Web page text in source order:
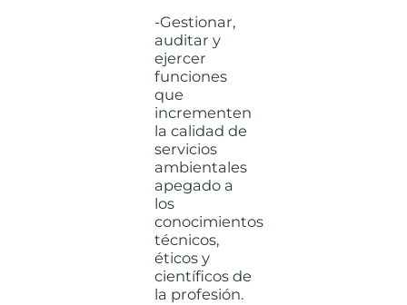
-Gestionar,
auditar y
ejercer
funciones
que
incrementen
la calidad de
servicios
ambientales
apegado a
los
conocimientos
técnicos,
éticos y
científicos de
la profesión.